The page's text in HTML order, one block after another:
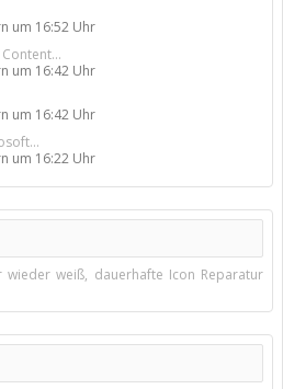
um 16:52 Uhr
um 16:42 Uhr
um 16:42 Uhr
um 16:22 Uhr
weiß, dauerhafte Icon Reparatur